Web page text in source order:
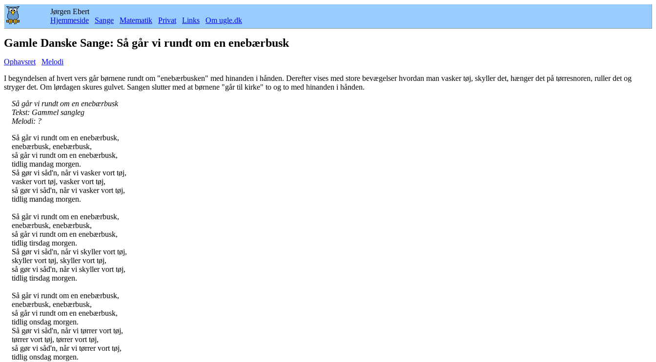
Jørgen Ebert
Hjemmeside
Sange Matematik Privat Links Om ugle.dk
Gamle Danske Sange: Så går vi rundt om en enebærbusk
Ophavsret
Melodi
I begyndelsen af hvert vers går børnene rundt om "enebærbusken" med hinanden i hånden. Derefter vises med store bevægelser hvordan man vasker tøj, skyller det, hænger det på tørresnoren, ruller det og
stryger det. Om lørdagen skures gulvet. Sangen slutter med at børnene "går til kirke" to og to med hinanden i hånden.
Så går vi rundt om en enebærbusk
Tekst: Gammel sangleg
Melodi: ?
Så går vi rundt om en enebærbusk,
enebærbusk, enebærbusk,
så går vi rundt om en enebærbusk,
tidlig mandag morgen.
Så gør vi såd'n, når vi vasker vort tøj,
vasker vort tøj, vasker vort tøj,
så gør vi såd'n, når vi vasker vort tøj,
tidlig mandag morgen.
Så går vi rundt om en enebærbusk,
enebærbusk, enebærbusk,
så går vi rundt om en enebærbusk,
tidlig tirsdag morgen.
Så gør vi såd'n, når vi skyller vort tøj,
skyller vort tøj, skyller vort tøj,
så gør vi såd'n, når vi skyller vort tøj,
tidlig tirsdag morgen.
Så går vi rundt om en enebærbusk,
enebærbusk, enebærbusk,
så går vi rundt om en enebærbusk,
tidlig onsdag morgen.
Så gør vi såd'n, når vi tørrer vort tøj,
tørrer vort tøj, tørrer vort tøj,
så gør vi såd'n, når vi tørrer vort tøj,
tidlig onsdag morgen.